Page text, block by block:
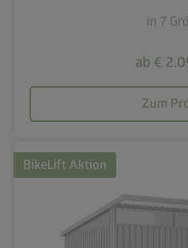
in 7
ab €
Zum
BikeLift Aktion